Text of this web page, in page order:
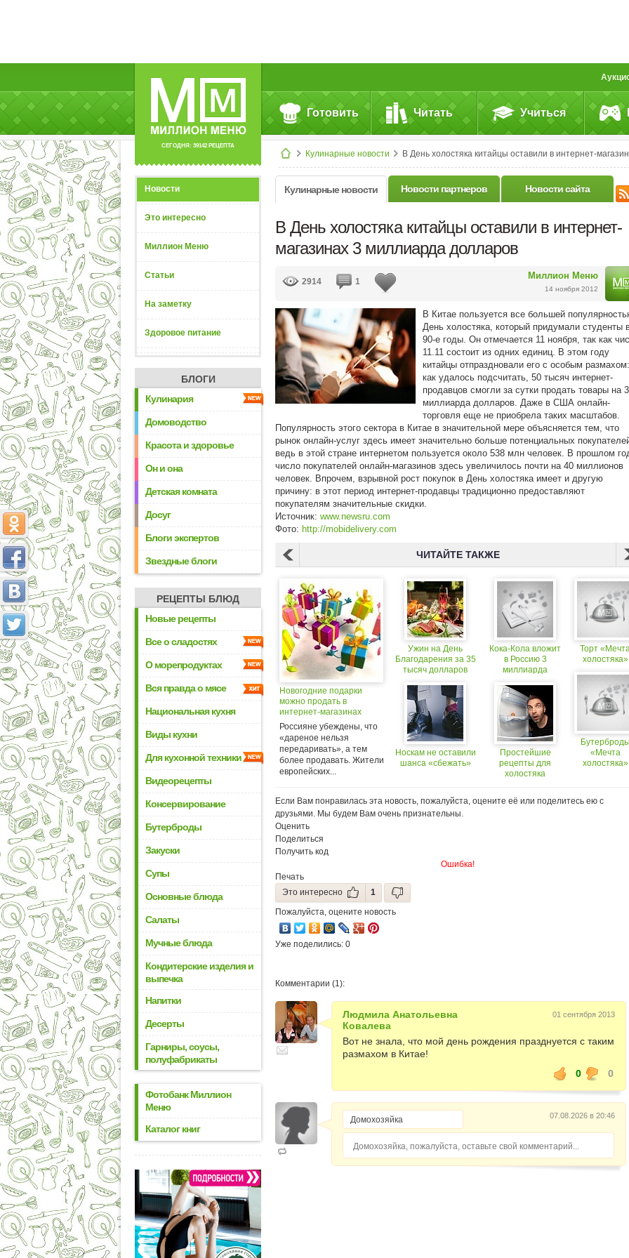
СЕГОДНЯ: 39142 РЕЦЕПТА
Готовить Читать Учиться
Кулинарные новости В День холостяка китайцы оставили в интернет-магазинах 3 миллиарда долларов
Новости
Это интересно
Миллион Меню
Статьи
На заметку
Здоровое питание
БЛОГИ
Кулинария
Домоводство
Красота и здоровье
Он и она
Детская комната
Досуг
Блоги экспертов
Звездные блоги
РЕЦЕПТЫ БЛЮД
Новые рецепты
Все о сладостях
О морепродуктах
Вся правда о мясе
Национальная кухня
Виды кухни
Для кухонной техники
Видеорецепты
Консервирование
Бутерброды
Закуски
Супы
Основные блюда
Салаты
Мучные блюда
Кондитерские изделия и
выпечка
Напитки
Десерты
Гарниры, соусы,
полуфабрикаты
Фотобанк Миллион
Меню
Каталог книг
Кулинарные новости Новости партнеров Новости сайта
В День холостяка китайцы оставили в интернет-
магазинах 3 миллиарда долларов
Миллион Меню
14 ноября 2012
2914 1
В Китае пользуется все большей
День холостяка, который придумали студенты
90-е годы. Он отмечается 11 ноября, так как
11.11 состоит из одних единиц. В этом году
китайцы отпраздновали его с особым размахом:
как удалось подсчитать, 50 тысяч интернет-
продавцов смогли за сутки продать товары на 3
миллиарда долларов. Даже в США онлайн-
торговля еще не приобрела таких масштабов.
Популярность этого сектора в Китае в значительной мере объясняется тем, что
рынок онлайн-услуг здесь имеет значительно больше потенциальных
ведь в этой стране интернетом пользуется около 538 млн человек. В прошлом
число покупателей онлайн-магазинов здесь увеличилось почти на 40 миллионов
человек. Впрочем, взрывной рост покупок в День холостяка имеет и другую
причину: в этот период интернет-продавцы традиционно предоставляют
покупателям значительные скидки.
Источник: www.newsru.com
Фото: http://mobidelivery.com
ЧИТАЙТЕ ТАКЖЕ
Новогодние подарки
можно продать в
интернет-магазинах
Россияне убеждены, что
«дареное нельзя
передаривать», а тем
более продавать. Жители
европейских...
Ужин на День
Благодарения за 35
тысяч долларов
Носкам не оставили
шанса «сбежать»
Кока-Кола вложит
в Россию 3
миллиарда
Простейшие
рецепты для
холостяка
Торт
холостяка»
«Мечта
холостяка»
Если Вам понравилась эта новость, пожалуйста, оцените её или поделитесь ею с
друзьями. Мы будем Вам очень признательны.
Оценить
Поделиться
Получить код
Ошибка!
Печать
Это интересно
1
Пожалуйста, оцените новость
Уже поделились: 0
Комментарии (1):
Людмила Анатольевна
Ковалева
01 сентября 2013
Вот не знала, что мой день рождения празднуется с таким
размахом в Китае!
0
0
07.08.2026 в 20:46
Домохозяйка, пожалуйста, оставьте свой комментарий...